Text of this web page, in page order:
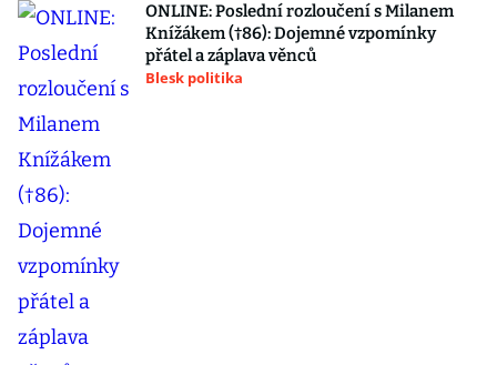
ONLINE: Poslední rozloučení s Milanem
Knížákem (†86): Dojemné vzpomínky
přátel a záplava věnců
Blesk politika